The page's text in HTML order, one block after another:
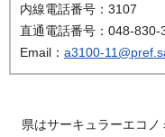
内線電話番号：3107
直通電話番号：048-830-
Email： a3100-
県はサーキュラーエコノ